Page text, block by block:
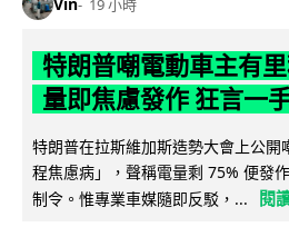
19 小時
特朗普嘲電動車主有
量即焦慮發作 狂言一
特朗普在拉斯維加斯造勢大會上公開
程焦慮病」，聲稱電量剩 75% 便發
制令。惟專業車媒隨即反駁，...
閱